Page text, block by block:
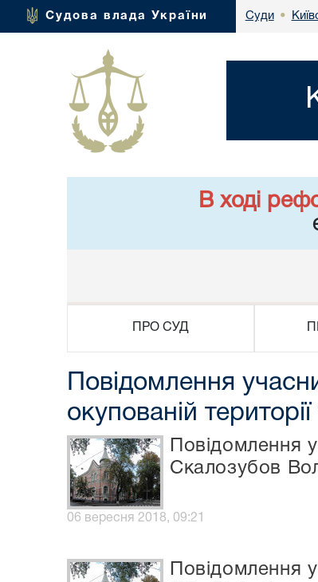
Судова влада України Суди •
В ході
ПРО СУД
Повідомлення
окупованій
Повідомлення
Скалозубов
06 вересня 2018, 09:21
Повідомлення